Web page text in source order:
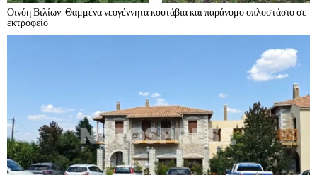
Οινόη Βιλίων: Θαμμένα νεογέννητα κουτάβια και παράνομο οπλοστάσιο σε
εκτροφείο